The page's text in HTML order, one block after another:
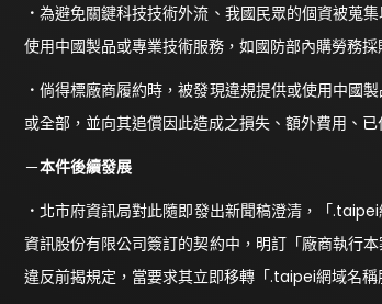
．為避免關鍵科技技術外流、我國民眾的個資被蒐
使用中國製品或專業技術服務，如國防部內購勞務
．倘得標廠商履約時，被發現違規提供或使用中國
或全部，並向其追償因此造成之損失、額外費用、
－本件後續發展
．北市府資訊局對此隨即發出新聞稿澄清，「
資訊股份有限公司簽訂的契約中，明訂「廠商執行
違反前揭規定，當要求其立即移轉「.taipei網域名